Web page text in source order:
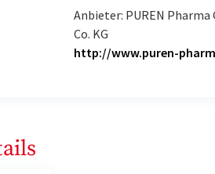
Anbieter: PUREN Pharma
Co. KG
http://www.puren-